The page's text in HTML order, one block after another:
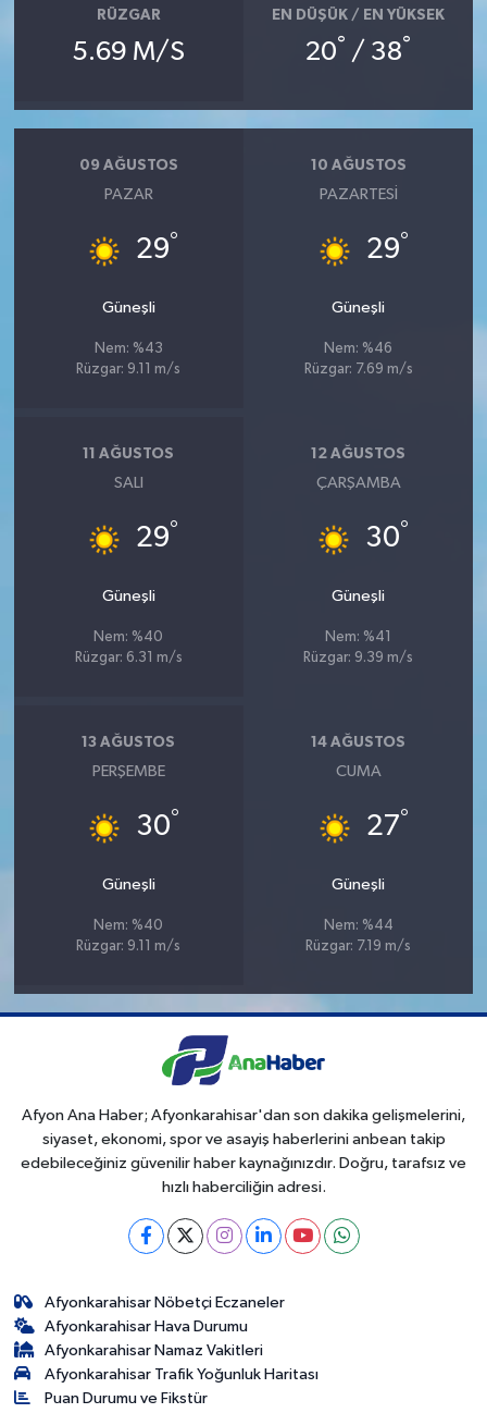
RÜZGAR
5.69 M/S
EN DÜŞÜK / EN YÜKSEK
20° / 38°
09 AĞUSTOS
PAZAR
29°
Güneşli
Nem: %43
Rüzgar: 9.11 m/s
10 AĞUSTOS
PAZARTESI
29°
Güneşli
Nem: %46
Rüzgar: 7.69 m/s
11 AĞUSTOS
SALI
29°
Güneşli
Nem: %40
Rüzgar: 6.31 m/s
12 AĞUSTOS
ÇARŞAMBA
30°
Güneşli
Nem: %41
Rüzgar: 9.39 m/s
13 AĞUSTOS
PERŞEMBE
30°
Güneşli
Nem: %40
Rüzgar: 9.11 m/s
14 AĞUSTOS
CUMA
27°
Güneşli
Nem: %44
Rüzgar: 7.19 m/s
Afyon Ana Haber; Afyonkarahisar'dan son dakika gelişmelerini,
siyaset, ekonomi, spor ve asayiş haberlerini anbean takip
edebileceğiniz güvenilir haber kaynağınızdır. Doğru, tarafsız ve
hızlı haberciliğin adresi.
Afyonkarahisar Nöbetçi Eczaneler
Afyonkarahisar Hava Durumu
Afyonkarahisar Namaz Vakitleri
Afyonkarahisar Trafik Yoğunluk Haritası
Puan Durumu ve Fikstür